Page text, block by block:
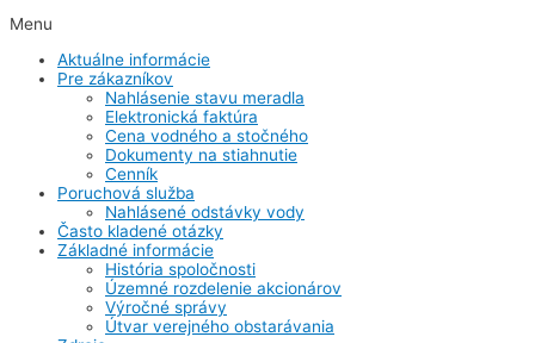
Menu
Aktuálne informácie
Pre zákazníkov
Nahlásenie stavu meradla
Elektronická faktúra
Cena vodného a stočného
Dokumenty na stiahnutie
Cenník
Poruchová služba
Nahlásené odstávky vody
Často kladené otázky
Základné informácie
História spoločnosti
Územné rozdelenie akcionárov
Výročné správy
Útvar verejného obstarávania